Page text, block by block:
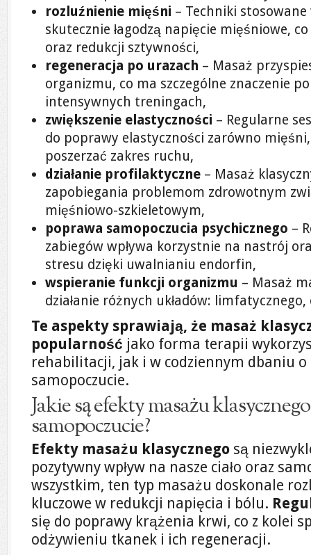
rozluźnienie mięśni – Techniki
skutecznie łagodzą napięcie mięśniowe,
oraz redukcji sztywności,
regeneracja po urazach – Masaż
organizmu, co ma szczególne znaczenie
intensywnych treningach,
zwiększenie elastyczności – Regularne
do poprawy elastyczności zarówno
poszerzać zakres ruchu,
działanie profilaktyczne – Masaż
zapobiegania problemom zdrowotnym
mięśniowo-szkieletowym,
poprawa samopoczucia psychicznego –
zabiegów wpływa korzystnie na nastrój
stresu dzięki uwalnianiu endorfin,
wspieranie funkcji organizmu – Masaż
działanie różnych układów:
Te aspekty sprawiają, że masaż
popularność jako forma terapii
rehabilitacji, jak i w codziennym dbaniu
samopoczucie.
Jakie są efekty masażu
samopoczucie?
Efekty masażu klasycznego są
pozytywny wpływ na nasze ciało oraz
wszystkim, ten typ masażu doskonale
kluczowe w redukcji napięcia i bólu.
się do poprawy krążenia krwi, co z kolei
odżywieniu tkanek i ich regeneracji.